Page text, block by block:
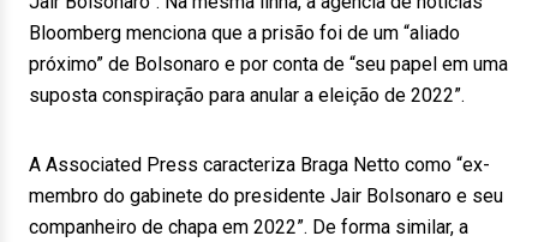
Bloomberg menciona que a prisão foi de um “aliado
próximo” de Bolsonaro e por conta de “seu papel em uma
suposta conspiração para anular a eleição de 2022”.
A Associated Press caracteriza Braga Netto como “ex-
membro do gabinete do presidente Jair Bolsonaro e seu
companheiro de chapa em 2022”. De forma similar, a